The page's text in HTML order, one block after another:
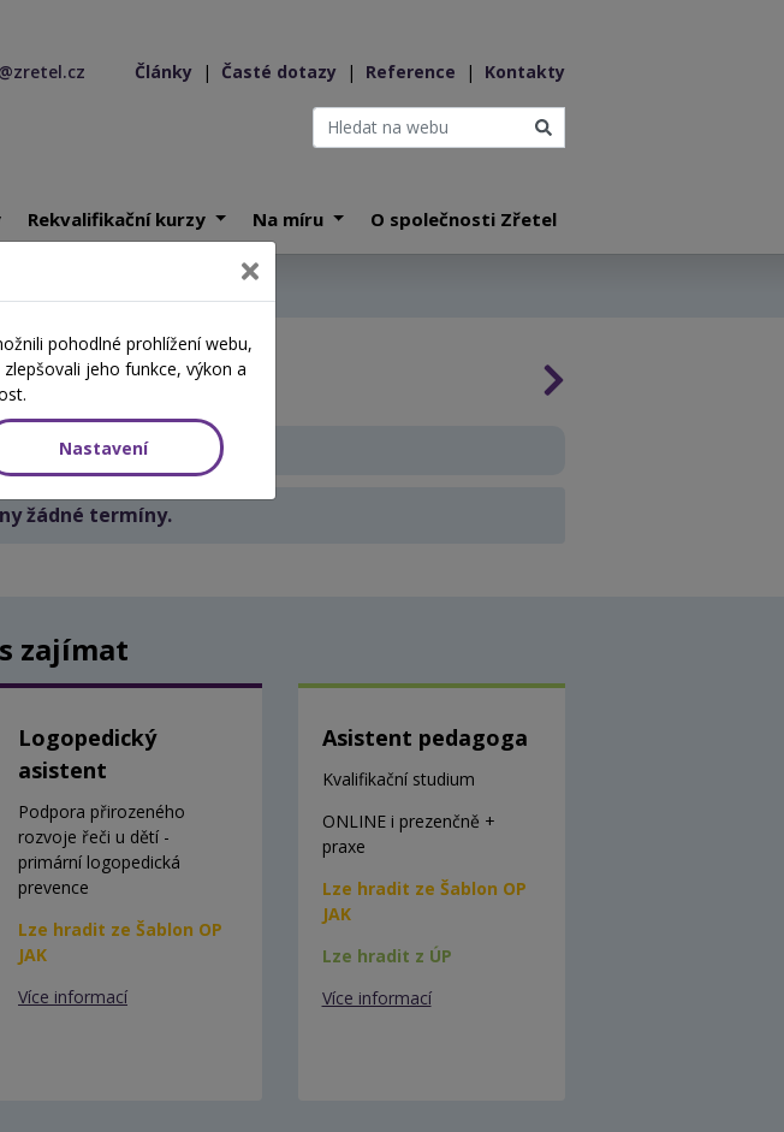
Články | Časté dotazy | Reference | Kontakty
Rekvalifikační kurzy Na míru O společnosti Zřetel
08. 10. 2025
žádné termíny.
zajímat
Logopedický
asistent
Podpora přirozeného
rozvoje řeči u dětí -
primární logopedická
prevence
Lze hradit ze Šablon OP
JAK
Více informací
Asistent pedagoga
Kvalifikační studium
ONLINE i prezenčně +
praxe
Lze hradit ze Šablon OP
JAK
Lze hradit z ÚP
Více informací
pohodlné prohlížení webu,
jeho funkce, výkon a
Nastavení